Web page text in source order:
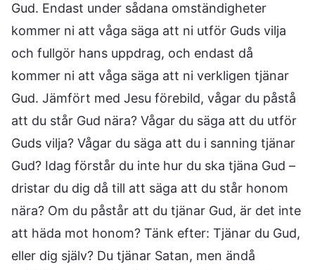
Gud. Endast under sådana omständigheter
kommer ni att våga säga att ni utför Guds vilja
och fullgör hans uppdrag, och endast då
kommer ni att våga säga att ni verkligen tjänar
Gud. Jämfört med Jesu förebild, vågar du påstå
att du står Gud nära? Vågar du säga att du utför
Guds vilja? Vågar du säga att du i sanning tjänar
Gud? Idag förstår du inte hur du ska tjäna Gud –
dristar du dig då till att säga att du står honom
nära? Om du påstår att du tjänar Gud, är det inte
att häda mot honom? Tänk efter: Tjänar du Gud,
eller dig själv? Du tjänar Satan, men ändå